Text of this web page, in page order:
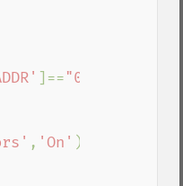
]=="00.00.00.00"
, 'On' );